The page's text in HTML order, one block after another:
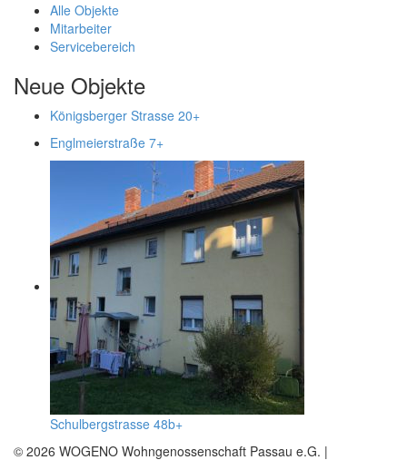
Alle Objekte
Mitarbeiter
Servicebereich
Neue Objekte
Königsberger Strasse 20+
Englmeierstraße 7+
Schulbergstrasse 48b+
© 2026 WOGENO Wohngenossenschaft Passau e.G. |